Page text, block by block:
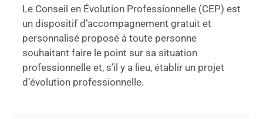
Le Conseil en Évolution Professionnelle (CEP) est
un dispositif d’accompagnement gratuit et
personnalisé proposé à toute personne
souhaitant faire le point sur sa situation
professionnelle et, s’il y a lieu, établir un projet
d’évolution professionnelle.